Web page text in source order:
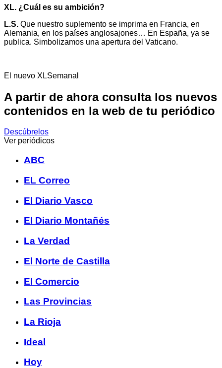
XL. ¿Cuál es su ambición?
L.S. Que nuestro suplemento se imprima en Francia, en
Alemania, en los países anglosajones… En España, ya se
publica. Simbolizamos una apertura del Vaticano.
El nuevo XLSemanal
A partir de ahora consulta los nuevos
contenidos en la web de tu periódico
Descúbrelos
Ver periódicos
ABC
EL Correo
El Diario Vasco
El Diario Montañés
La Verdad
El Norte de Castilla
El Comercio
Las Provincias
La Rioja
Ideal
Hoy